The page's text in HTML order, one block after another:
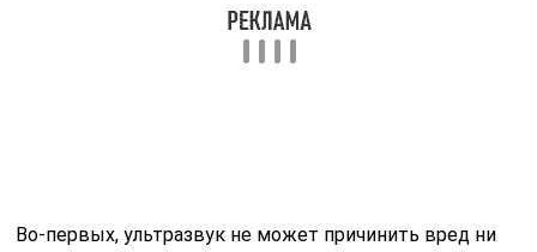
Во-первых, ультразвук не может причинить вред ни